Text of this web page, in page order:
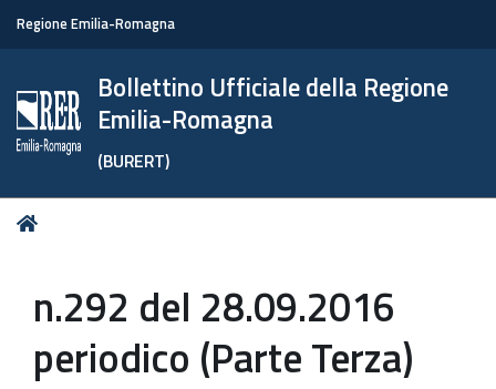
Regione Emilia-Romagna
Bollettino Ufficiale della Regione
Emilia-Romagna
(BURERT)
Tu
n.292 del 28.09.2016
periodico (Parte Terza)